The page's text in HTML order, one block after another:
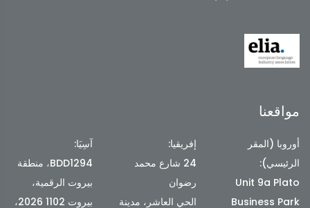
مواقعنا
أوروبا (المقر
الرئيسي):
Unit 9a Plato
Business Park
إفريقيا:
24 شارع محمد
رضوان
الحي العاشر، مدينة
آسِيَا:
BDD1294، منطقة
بيروت الرقمية،
بيروت 1102 2026،